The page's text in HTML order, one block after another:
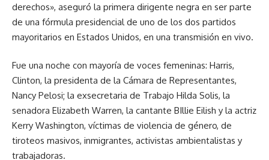
derechos», aseguró la primera dirigente negra en ser parte
de una fórmula presidencial de uno de los dos partidos
mayoritarios en Estados Unidos, en una transmisión en vivo.
Fue una noche con mayoría de voces femeninas: Harris,
Clinton, la presidenta de la Cámara de Representantes,
Nancy Pelosi; la exsecretaria de Trabajo Hilda Solis, la
senadora Elizabeth Warren, la cantante BIllie Eilish y la actriz
Kerry Washington, víctimas de violencia de género, de
tiroteos masivos, inmigrantes, activistas ambientalistas y
trabajadoras.